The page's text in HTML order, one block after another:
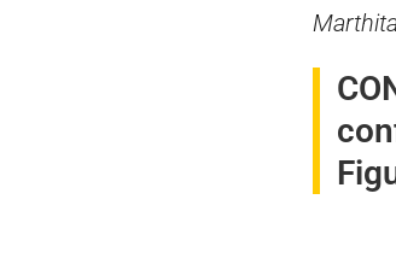
Marthita